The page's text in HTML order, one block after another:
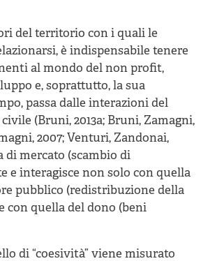
del territorio con i quali le
è indispensabile tenere
al mondo del non profit,
e, soprattutto, la sua
passa dalle interazioni del
(Bruni, 2013a; Bruni, Zamagni,
2007; Venturi, Zandonai,
di mercato (scambio di
e interagisce non solo con quella
pubblico (redistribuzione della
con quella del dono (beni
di “coesività” viene misurato